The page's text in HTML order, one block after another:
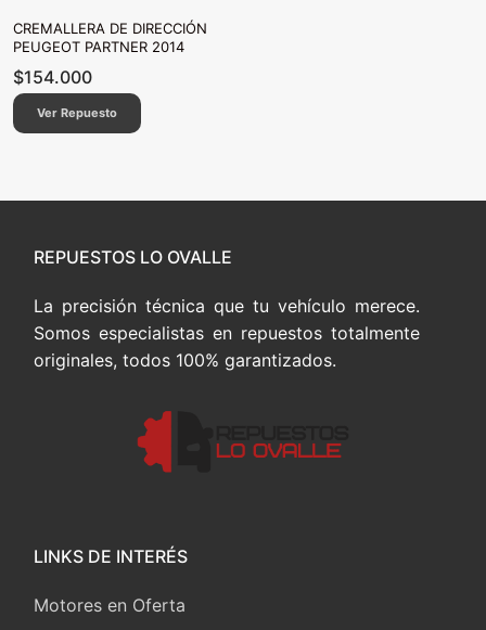
CREMALLERA DE DIRECCIÓN
PEUGEOT PARTNER 2014
$154.000
Ver Repuesto
REPUESTOS LO OVALLE
La precisión técnica que tu vehículo merece.
Somos especialistas en repuestos totalmente
originales, todos 100% garantizados.
LINKS DE INTERÉS
Motores en Oferta